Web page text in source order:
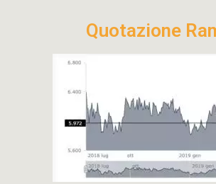
Quotazione